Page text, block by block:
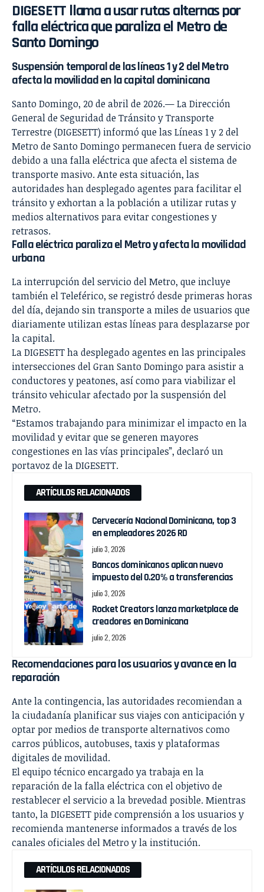
DIGESETT llama a usar rutas alternas por
falla eléctrica que paraliza el Metro de
Santo Domingo
Suspensión temporal de las líneas 1 y 2 del Metro
afecta la movilidad en la capital dominicana
Santo Domingo, 20 de abril de 2026.— La Dirección
General de Seguridad de Tránsito y Transporte
Terrestre (DIGESETT) informó que las Líneas 1 y 2 del
Metro de Santo Domingo permanecen fuera de servicio
debido a una falla eléctrica que afecta el sistema de
transporte masivo. Ante esta situación, las
autoridades han desplegado agentes para facilitar el
tránsito y exhortan a la población a utilizar rutas y
medios alternativos para evitar congestiones y
retrasos.
Falla eléctrica paraliza el Metro y afecta la movilidad
urbana
La interrupción del servicio del Metro, que incluye
también el Teleférico, se registró desde primeras horas
del día, dejando sin transporte a miles de usuarios que
diariamente utilizan estas líneas para desplazarse por
la capital.
La DIGESETT ha desplegado agentes en las principales
intersecciones del Gran Santo Domingo para asistir a
conductores y peatones, así como para viabilizar el
tránsito vehicular afectado por la suspensión del
Metro.
“Estamos trabajando para minimizar el impacto en la
movilidad y evitar que se generen mayores
congestiones en las vías principales”, declaró un
portavoz de la DIGESETT.
ARTÍCULOS RELACIONADOS
Cervecería Nacional Dominicana, top 3
en empleadores 2026 RD
julio 3, 2026
Bancos dominicanos aplican nuevo
impuesto del 0.20% a transferencias
julio 3, 2026
Rocket Creators lanza marketplace de
creadores en Dominicana
julio 2, 2026
Recomendaciones para los usuarios y avance en la
reparación
Ante la contingencia, las autoridades recomiendan a
la ciudadanía planificar sus viajes con anticipación y
optar por medios de transporte alternativos como
carros públicos, autobuses, taxis y plataformas
digitales de movilidad.
El equipo técnico encargado ya trabaja en la
reparación de la falla eléctrica con el objetivo de
restablecer el servicio a la brevedad posible. Mientras
tanto, la DIGESETT pide comprensión a los usuarios y
recomienda mantenerse informados a través de los
canales oficiales del Metro y la institución.
ARTÍCULOS RELACIONADOS